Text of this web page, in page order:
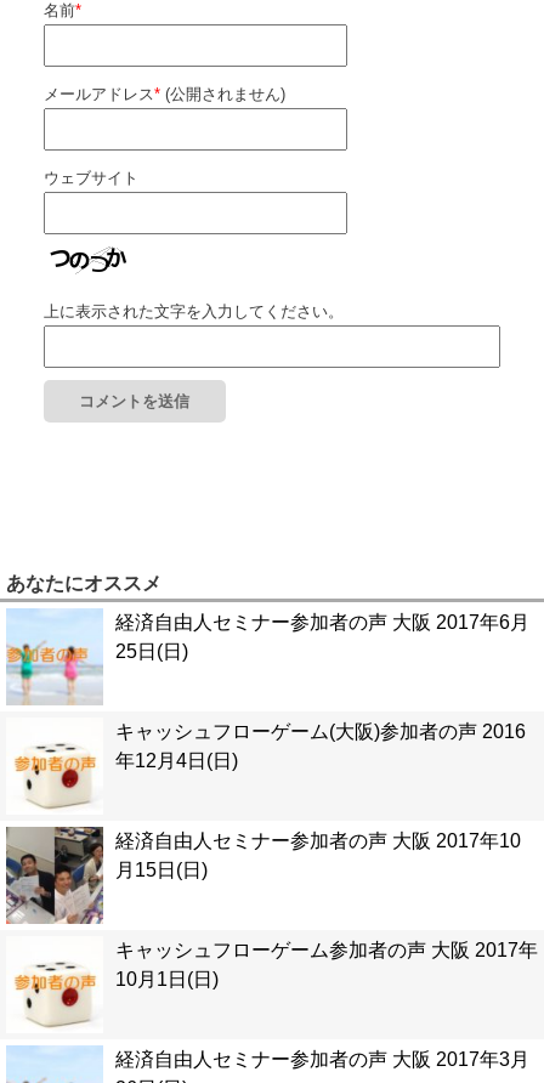
名前*
メールアドレス*(公開されません)
ウェブサイト
上に表示された文字を入力してください。
あなたにオススメ
経済自由人セミナー参加者の声 大阪 2017年6月
25日(日)
キャッシュフローゲーム(大阪)参加者の声 2016
年12月4日(日)
経済自由人セミナー参加者の声 大阪 2017年10
月15日(日)
キャッシュフローゲーム参加者の声 大阪 2017年
10月1日(日)
経済自由人セミナー参加者の声 大阪 2017年3月